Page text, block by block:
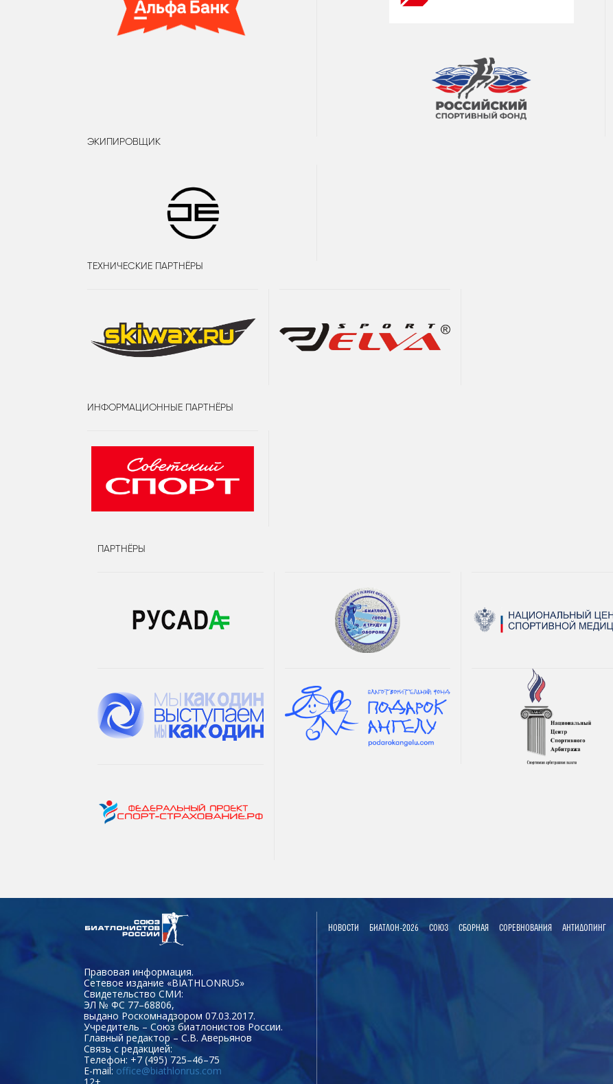
ЭКИПИРОВЩИК
ТЕХНИЧЕСКИЕ ПАРТНЁРЫ
ИНФОРМАЦИОННЫЕ ПАРТНЁРЫ
ПАРТНЁРЫ
Правовая информация.
Сетевое издание «BIATHLONRUS»
Свидетельство СМИ:
ЭЛ № ФС 77–68806,
выдано Роскомнадзором 07.03.2017.
Учредитель – Союз биатлонистов России.
Главный редактор – С.В. Аверьянов
Связь с редакцией:
Телефон: +7 (495) 725–46–75
E-mail: office@biathlonrus.com
НОВОСТИ БИАТЛОН-2026 СОЮЗ СБОРНАЯ СОРЕВНОВАНИЯ АНТИДОПИНГ